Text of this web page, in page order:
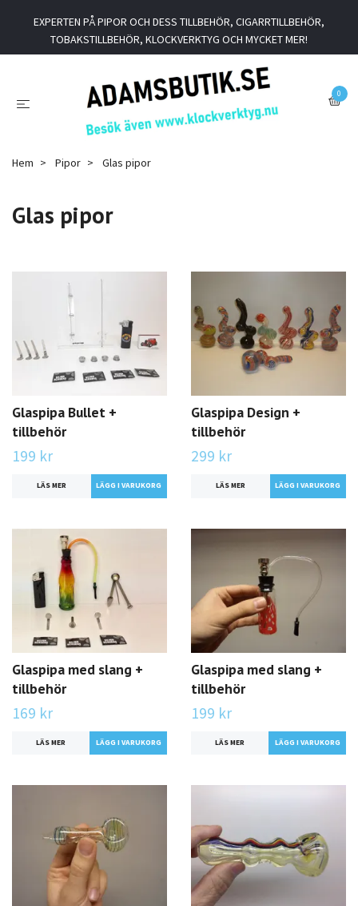
EXPERTEN PÅ PIPOR OCH DESS TILLBEHÖR, CIGARRTILLBEHÖR,
TOBAKSTILLBEHÖR, KLOCKVERKTYG OCH MYCKET MER!
0
Hem Pipor Glas pipor
Glas pipor
Glaspipa Bullet +
tillbehör
199 kr
LÄS MER
Glaspipa Design +
tillbehör
299 kr
LÄS MER
Glaspipa med slang +
tillbehör
169 kr
LÄS MER LÄGG I VARUKORG
Glaspipa med slang +
tillbehör
199 kr
LÄS MER LÄGG I VARUKORG